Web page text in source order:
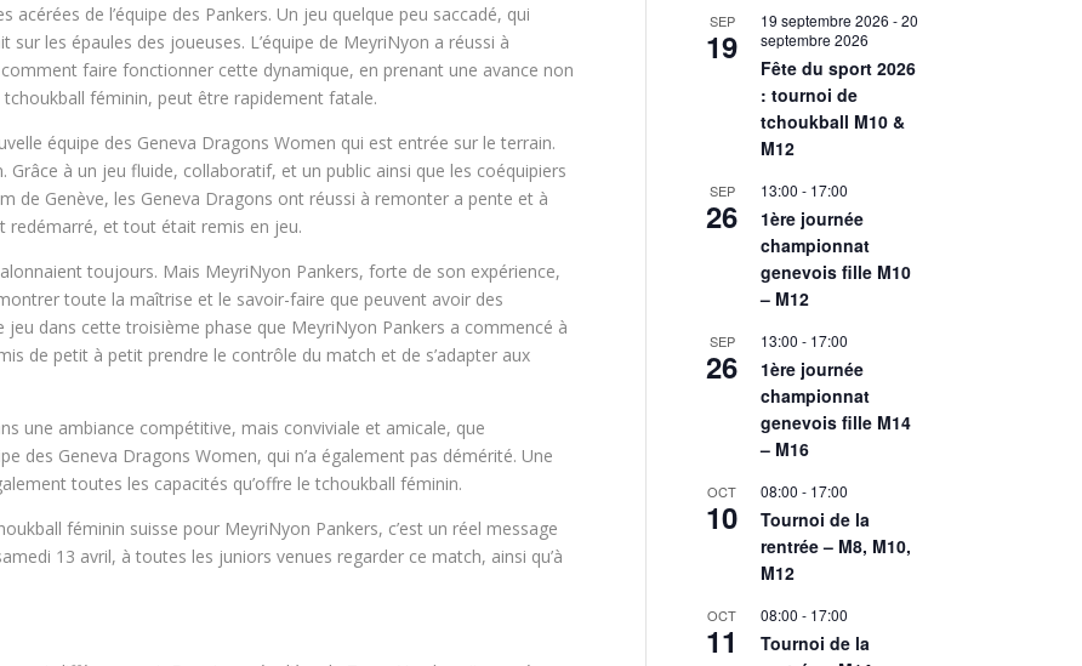
de l’équipe des Pankers. Un jeu quelque peu saccadé, qui
les épaules des joueuses. L’équipe de MeyriNyon a réussi à
faire fonctionner cette dynamique, en prenant une avance non
féminin, peut être rapidement fatale.
équipe des Geneva Dragons Women qui est entrée sur le terrain.
à un jeu fluide, collaboratif, et un public ainsi que les coéquipiers
de Genève, les Geneva Dragons ont réussi à remonter a pente et à
redémarré, et tout était remis en jeu.
toujours. Mais MeyriNyon Pankers, forte de son expérience,
toute la maîtrise et le savoir-faire que peuvent avoir des
jeu dans cette troisième phase que MeyriNyon Pankers a commencé à
de petit à petit prendre le contrôle du match et de s’adapter aux
une ambiance compétitive, mais conviviale et amicale, que
des Geneva Dragons Women, qui n’a également pas démérité. Une
toutes les capacités qu’offre le tchoukball féminin.
féminin suisse pour MeyriNyon Pankers, c’est un réel message
13 avril, à toutes les juniors venues regarder ce match, ainsi qu’à
SEP
19
19 septembre 2026 -20
septembre 2026
Fête du sport 2026
: tournoi de
tchoukball M10 &
M12
SEP
26
13:00 - 17:00
1ère journée
championnat
genevois fille M10
– M12
SEP
26
13:00 - 17:00
1ère journée
championnat
genevois fille M14
– M16
OCT
10
08:00 - 17:00
Tournoi de la
rentrée – M8, M10,
M12
OCT
11
08:00 - 17:00
Tournoi de la